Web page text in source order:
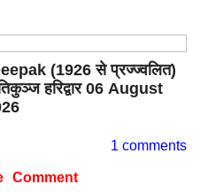
(1926 से प्रज्ज्वलित)
हरिद्वार 06 August
1 comments
Comment